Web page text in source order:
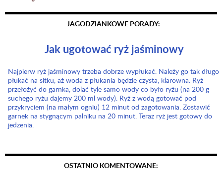
JAGODZIANKOWE PORADY:
Jak ugotować ryż jaśminowy
Najpierw ryż jaśminowy trzeba dobrze wypłukać. Należy go tak długo
płukać na sitku, aż woda z płukania będzie czysta, klarowna. Ryż
przełożyć do garnka, dolać tyle samo wody co było ryżu (na 200 g
suchego ryżu dajemy 200 ml wody). Ryż z wodą gotować pod
przykryciem (na małym ogniu) 12 minut od zagotowania. Zostawić
garnek na stygnącym palniku na 20 minut. Teraz ryż jest gotowy do
jedzenia.
OSTATNIO KOMENTOWANE: